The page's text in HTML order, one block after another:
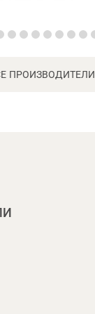
ПРОИЗВОДИТЕЛИ